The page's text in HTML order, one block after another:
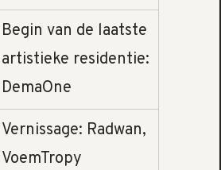
Begin van de laatste
artistieke residentie:
DemaOne
Vernissage: Radwan,
VoemTropy